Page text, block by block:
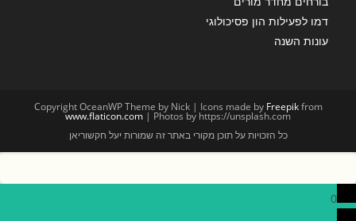
דמו לפעילות הון פסיכולוגי
עונות השנה
Copyright OceanWP Theme by Nick | Icons made by Freepikfrom
www.flaticon.com | Photos by https://unsplash.com
כל הזכויות על תוכן מקורי באתר זה שמורות יעל חקשוריאן
0